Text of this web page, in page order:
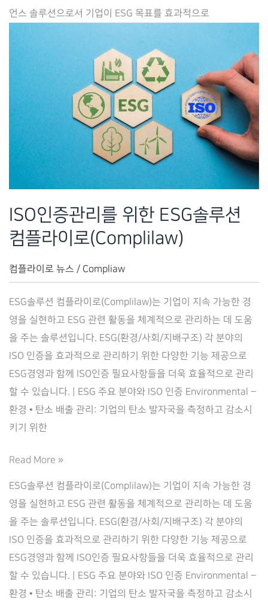
솔
이
로)
언스 솔루션으로서 기업이 ESG 목표를 효과적으로
ISO인증관리를 위한 ESG솔루션
컴플라이로(Complilaw)
컴플라이로 뉴스 / Compliaw
ESG솔루션 컴플라이로(Complilaw)는 기업이 지속 가능한 경
영을 실현하고 ESG 관련 활동을 체계적으로 관리하는 데 도움
을 주는 솔루션입니다. ESG(환경/사회/지배구조) 각 분야의
ISO 인증을 효과적으로 관리하기 위한 다양한 기능 제공으로
ESG경영과 함께 ISO인증 필요사항들을 더욱 효율적으로 관리
할 수 있습니다. | ESG 주요 분야와 ISO 인증 Environmental –
환경 • 탄소 배출 관리: 기업의 탄소 발자국을 측정하고 감소시
키기 위한
ISO
Read More »
ESG솔루션 컴플라이로(Complilaw)는 기업이 지속 가능한 경
영을 실현하고 ESG 관련 활동을 체계적으로 관리하는 데 도움
을 주는 솔루션입니다. ESG(환경/사회/지배구조) 각 분야의
ISO 인증을 효과적으로 관리하기 위한 다양한 기능 제공으로
ESG경영과 함께 ISO인증 필요사항들을 더욱 효율적으로 관리
할 수 있습니다. | ESG 주요 분야와 ISO 인증 Environmental –
환경 • 탄소 배출 관리: 기업의 탄소 발자국을 측정하고 감소시